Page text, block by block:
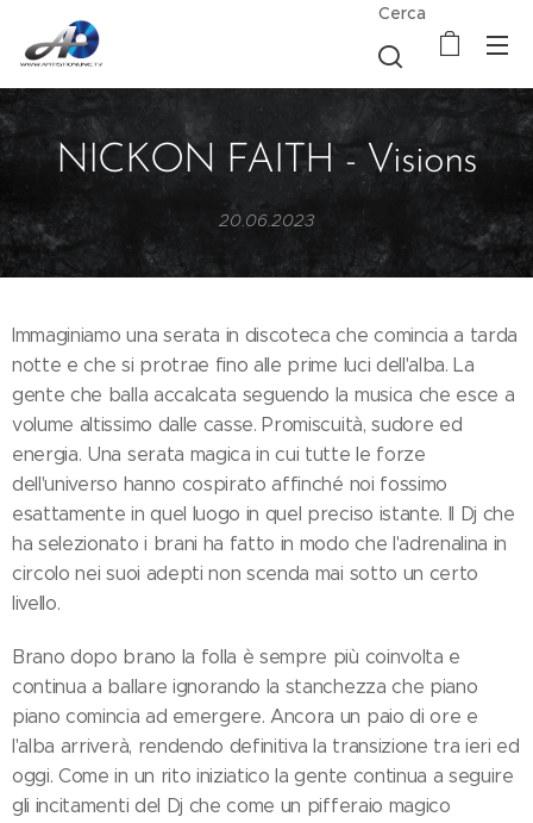
Cerca
NICKON FAITH - Visions
20.06.2023
Immaginiamo una serata in discoteca che comincia a tarda
notte e che si protrae fino alle prime luci dell'alba. La
gente che balla accalcata seguendo la musica che esce a
volume altissimo dalle casse. Promiscuità, sudore ed
energia. Una serata magica in cui tutte le forze
dell'universo hanno cospirato affinché noi fossimo
esattamente in quel luogo in quel preciso istante. Il Dj che
ha selezionato i brani ha fatto in modo che l'adrenalina in
circolo nei suoi adepti non scenda mai sotto un certo
livello.
Brano dopo brano la folla è sempre più coinvolta e
continua a ballare ignorando la stanchezza che piano
piano comincia ad emergere. Ancora un paio di ore e
l'alba arriverà, rendendo definitiva la transizione tra ieri ed
oggi. Come in un rito iniziatico la gente continua a seguire
gli incitamenti del Dj che come un pifferaio magico